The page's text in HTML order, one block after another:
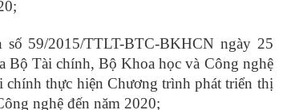
59/2015/TTLT-BTC-BKHCN ngày 25
Bộ Tài chính, Bộ Khoa học và Công nghệ
chính thực hiện Chương trình phát triển thị
nghệ đến năm 2020;